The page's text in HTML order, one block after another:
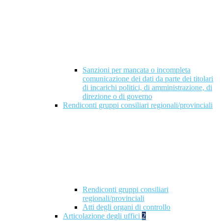
Sanzioni per mancata o incompleta
comunicazione dei dati da parte dei titolari
di incarichi politici, di amministrazione, di
direzione o di governo
Rendiconti gruppi consiliari regionali/provinciali
Rendiconti gruppi consiliari
regionali/provinciali
Atti degli organi di controllo
Articolazione degli uffici 2